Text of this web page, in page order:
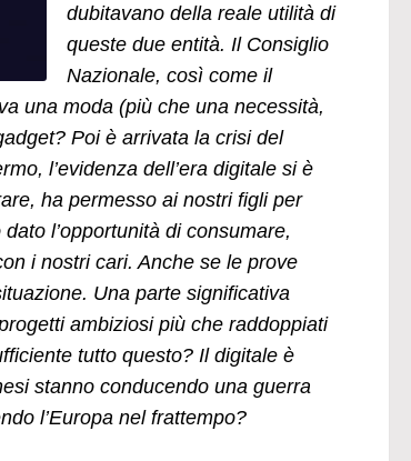
dubitavano della reale utilità di
queste due entità. Il Consiglio
Nazionale, così come il
una moda (più che una necessità,
Poi è arrivata la crisi del
l’evidenza dell’era digitale si è
ha permesso ai nostri figli per
l’opportunità di consumare,
i nostri cari. Anche se le prove
Una parte significativa
ambiziosi più che raddoppiati
tutto questo? Il digitale è
stanno conducendo una guerra
l’Europa nel frattempo?